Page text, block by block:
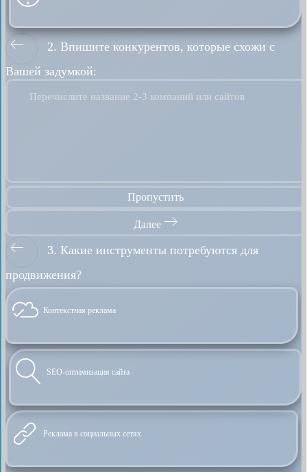
2. Впишите конкурентов, которые схожи с
Вашей задумкой:
Перечислите название 2-3 компаний или сайтов
Пропустить
Далее
3. Какие инструменты потребуются для
продвижения?
Контекстная реклама
SEO-оптимизация сайта
Реклама в социальных сетях